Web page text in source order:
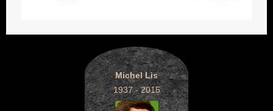
Michel Lis
1937 - 2015